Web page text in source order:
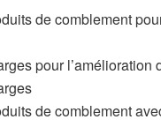
de comblement
pour l’amélioration
de comblement